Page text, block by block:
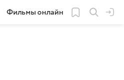
Фильмы онлайн